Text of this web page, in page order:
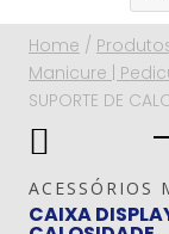
Home /
Manicure |
SUPORTE DE
ACESSÓRIOS
CAIXA